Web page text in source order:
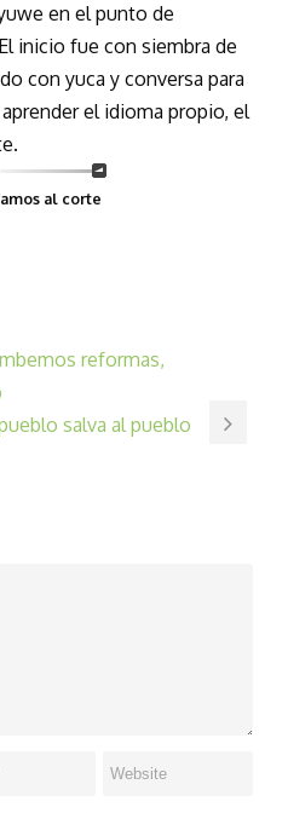
en el punto de
inicio fue con siembra de
con yuca y conversa para
el idioma propio, el
al corte
reformas,
salva al pueblo